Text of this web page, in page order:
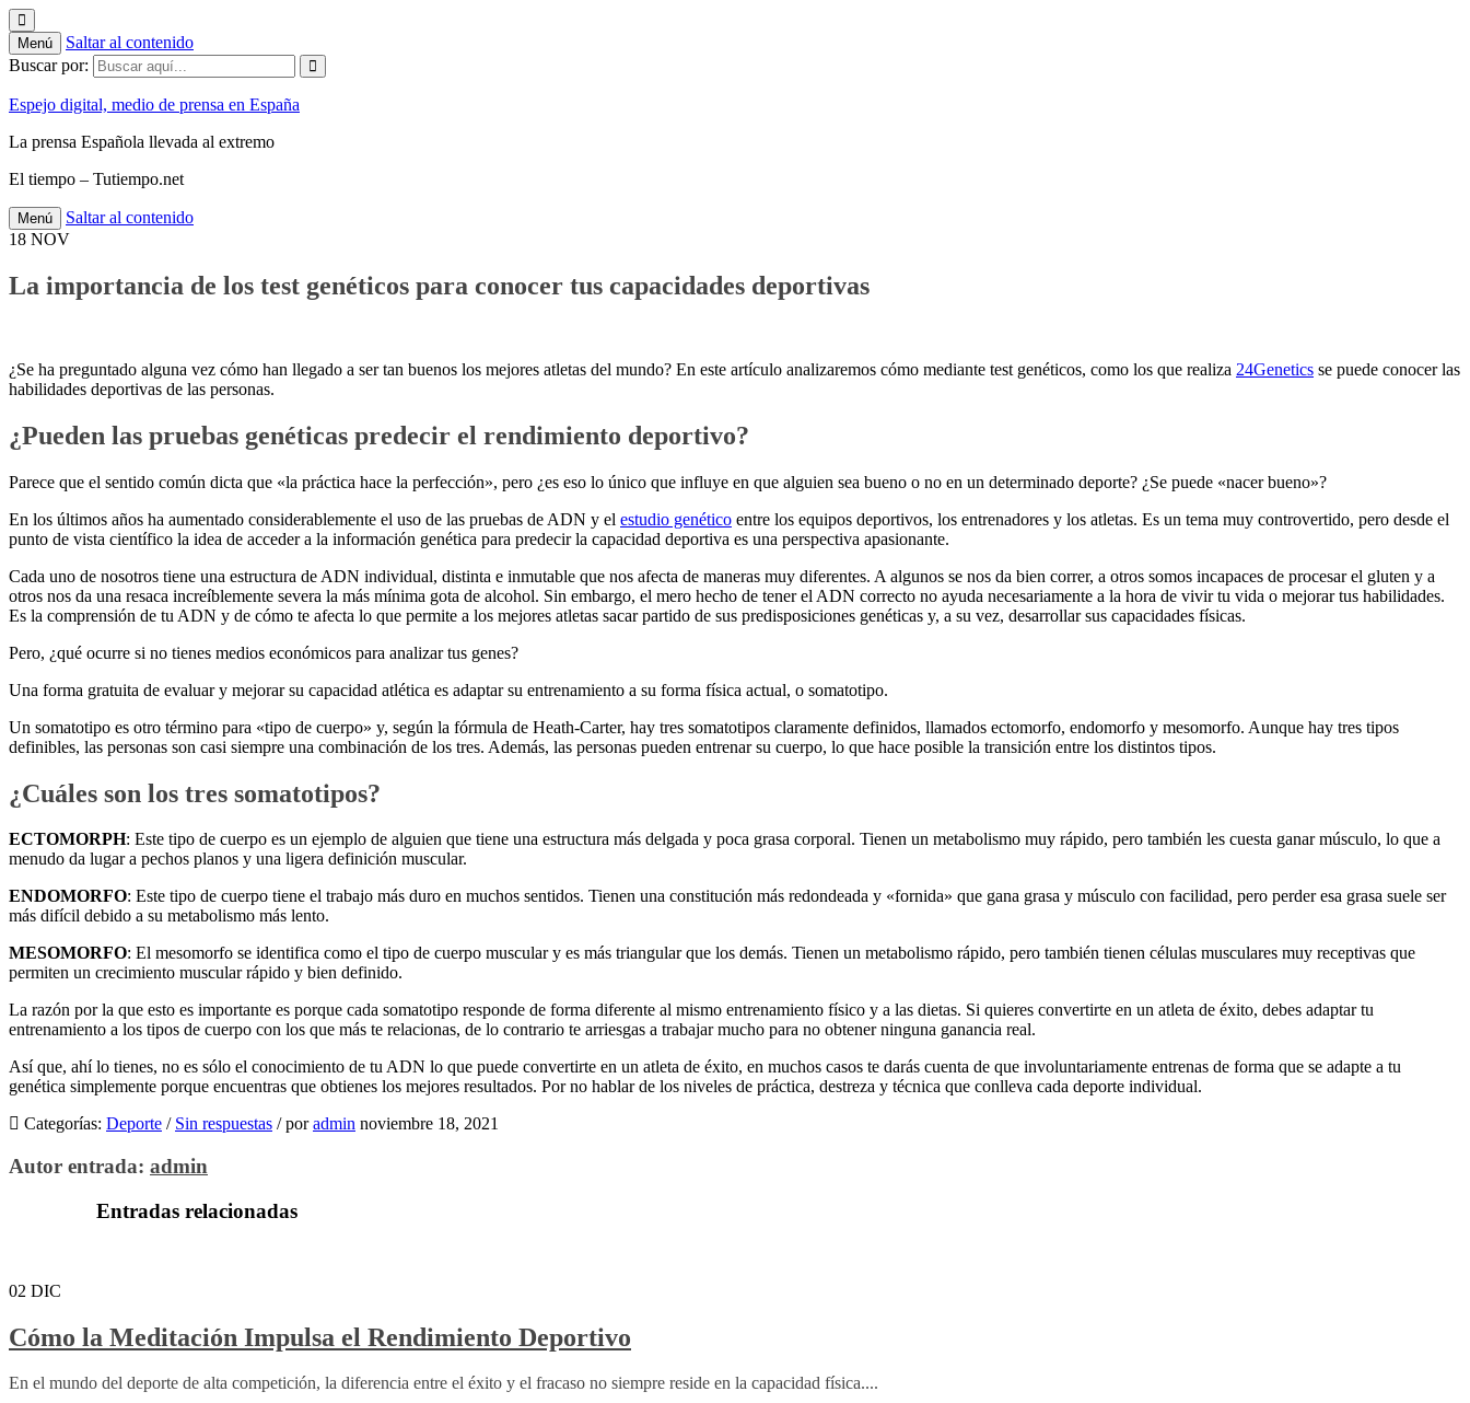
Menú
Saltar al contenido
Buscar por:
Espejo digital, medio de prensa en España
La prensa Española llevada al extremo
El tiempo – Tutiempo.net
Menú
Saltar al contenido
18 NOV
La importancia de los test genéticos para conocer tus capacidades deportivas
¿Se ha preguntado alguna vez cómo han llegado a ser tan buenos los mejores atletas del mundo? En este artículo analizaremos cómo mediante test genéticos, como los que realiza 24Genetics se puede conocer las
habilidades deportivas de las personas.
¿Pueden las pruebas genéticas predecir el rendimiento deportivo?
Parece que el sentido común dicta que «la práctica hace la perfección», pero ¿es eso lo único que influye en que alguien sea bueno o no en un determinado deporte? ¿Se puede «nacer bueno»?
En los últimos años ha aumentado considerablemente el uso de las pruebas de ADN y el estudio genético entre los equipos deportivos, los entrenadores y los atletas. Es un tema muy controvertido, pero desde el
punto de vista científico la idea de acceder a la información genética para predecir la capacidad deportiva es una perspectiva apasionante.
Cada uno de nosotros tiene una estructura de ADN individual, distinta e inmutable que nos afecta de maneras muy diferentes. A algunos se nos da bien correr, a otros somos incapaces de procesar el gluten y a
otros nos da una resaca increíblemente severa la más mínima gota de alcohol. Sin embargo, el mero hecho de tener el ADN correcto no ayuda necesariamente a la hora de vivir tu vida o mejorar tus habilidades.
Es la comprensión de tu ADN y de cómo te afecta lo que permite a los mejores atletas sacar partido de sus predisposiciones genéticas y, a su vez, desarrollar sus capacidades físicas.
Pero, ¿qué ocurre si no tienes medios económicos para analizar tus genes?
Una forma gratuita de evaluar y mejorar su capacidad atlética es adaptar su entrenamiento a su forma física actual, o somatotipo.
Un somatotipo es otro término para «tipo de cuerpo» y, según la fórmula de Heath-Carter, hay tres somatotipos claramente definidos, llamados ectomorfo, endomorfo y mesomorfo. Aunque hay tres tipos
definibles, las personas son casi siempre una combinación de los tres. Además, las personas pueden entrenar su cuerpo, lo que hace posible la transición entre los distintos tipos.
¿Cuáles son los tres somatotipos?
ECTOMORPH: Este tipo de cuerpo es un ejemplo de alguien que tiene una estructura más delgada y poca grasa corporal. Tienen un metabolismo muy rápido, pero también les cuesta ganar músculo, lo que a
menudo da lugar a pechos planos y una ligera definición muscular.
ENDOMORFO: Este tipo de cuerpo tiene el trabajo más duro en muchos sentidos. Tienen una constitución más redondeada y «fornida» que gana grasa y músculo con facilidad, pero perder esa grasa suele ser
más difícil debido a su metabolismo más lento.
MESOMORFO: El mesomorfo se identifica como el tipo de cuerpo muscular y es más triangular que los demás. Tienen un metabolismo rápido, pero también tienen células musculares muy receptivas que
permiten un crecimiento muscular rápido y bien definido.
La razón por la que esto es importante es porque cada somatotipo responde de forma diferente al mismo entrenamiento físico y a las dietas. Si quieres convertirte en un atleta de éxito, debes adaptar tu
entrenamiento a los tipos de cuerpo con los que más te relacionas, de lo contrario te arriesgas a trabajar mucho para no obtener ninguna ganancia real.
Así que, ahí lo tienes, no es sólo el conocimiento de tu ADN lo que puede convertirte en un atleta de éxito, en muchos casos te darás cuenta de que involuntariamente entrenas de forma que se adapte a tu
genética simplemente porque encuentras que obtienes los mejores resultados. Por no hablar de los niveles de práctica, destreza y técnica que conlleva cada deporte individual.
Categorías: Deporte / Sin respuestas /poradmin noviembre 18, 2021
Autor entrada: admin
Entradas relacionadas
02 DIC
Cómo la Meditación Impulsa el Rendimiento Deportivo
En el mundo del deporte de alta competición, la diferencia entre el éxito y el fracaso no siempre reside en la capacidad física....